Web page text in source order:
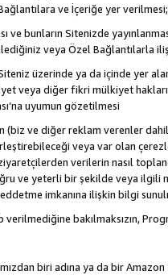
ve İçeriğe yer verilmesi;
ve bunların Sitenizde
veya Özel Bağlantılarla
üzerinde ya da içinde yer
veya diğer fikri mülkiyet
uyumun gözetilmesi
(biz ve diğer reklam verenler
veya var olan
verilerin nasıl
ve yeterli bir şekilde veya ilgili
imkanına ilişkin bilgi
bakılmaksızın,
biri adına ya da bir